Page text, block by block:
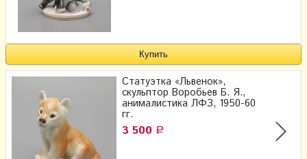
Cтатуэтка «Львенок»,
скульптор Воробьев Б. Я.,
анималистика ЛФЗ, 1950-60
гг.
3 500 Р